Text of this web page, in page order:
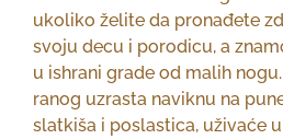
ukoliko želite da pronađete
svoju decu i porodicu, a
u ishrani grade od malih
ranog uzrasta naviknu na
slatkiša i poslastica, uživaće